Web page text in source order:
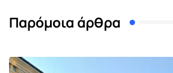
Παρόμοια άρθρα